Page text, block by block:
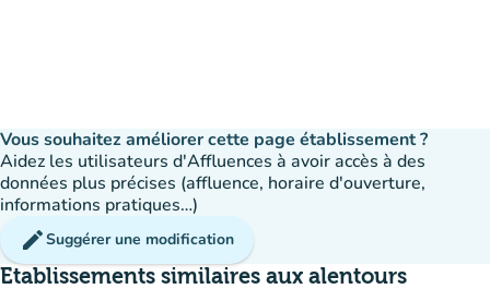
Vous souhaitez améliorer cette page établissement ?
Aidez les utilisateurs d'Affluences à avoir accès à des
données plus précises (affluence, horaire d'ouverture,
informations pratiques…)
editSuggérer une modification
Etablissements similaires aux alentours
disponible